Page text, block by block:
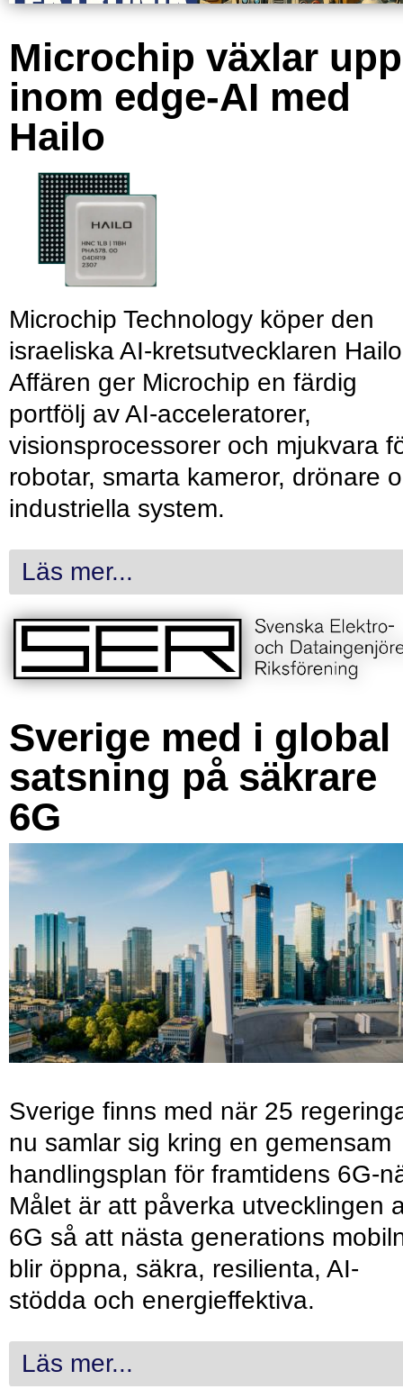
Microchip växlar upp
inom edge-AI med
Hailo
Microchip Technology köper den
israeliska AI-kretsutvecklaren
Affären ger Microchip en färdig
portfölj av AI-acceleratorer,
visionsprocessorer och mjukvara
robotar, smarta kameror, drönare
industriella system.
Läs mer...
Sverige med i global
satsning på säkrare
6G
Sverige finns med när 25
nu samlar sig kring en gemensam
handlingsplan för framtidens 6G-
Målet är att påverka utvecklingen
6G så att nästa generations
blir öppna, säkra, resilienta, AI-
stödda och energieffektiva.
Läs mer...